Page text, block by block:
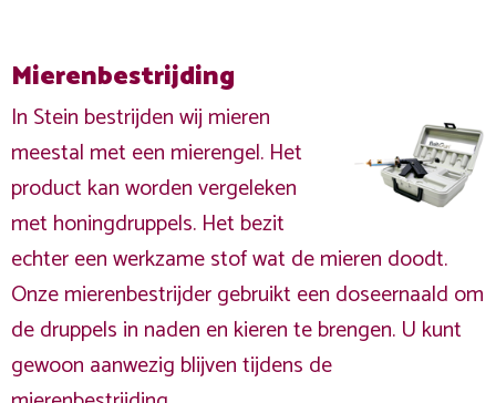
Mierenbestrijding
In Stein bestrijden wij mieren
meestal met een mierengel. Het
product kan worden vergeleken
met honingdruppels. Het bezit
echter een werkzame stof wat de mieren doodt.
Onze mierenbestrijder gebruikt een doseernaald om
de druppels in naden en kieren te brengen. U kunt
gewoon aanwezig blijven tijdens de